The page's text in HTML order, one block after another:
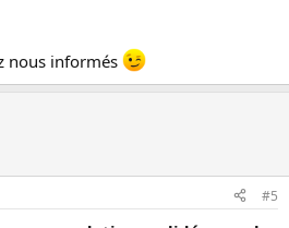
nous informés
#5